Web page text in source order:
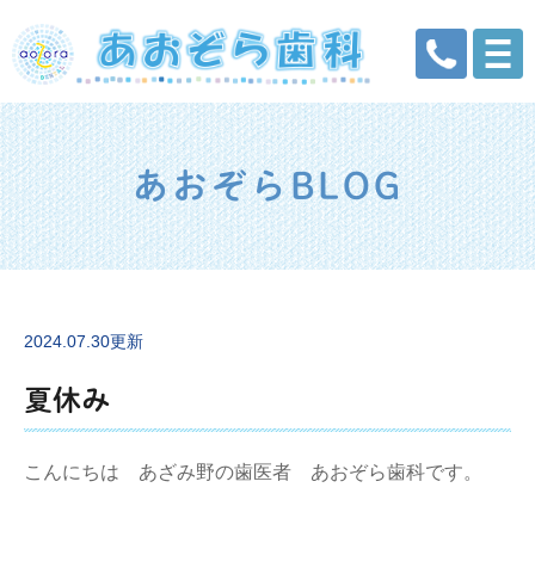
あおぞらBLOG
2024.07.30更新
夏休み
こんにちは あざみ野の歯医者 あおぞら歯科です。